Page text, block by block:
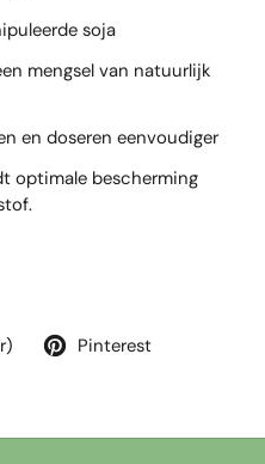
soja
mengsel van natuurlijk
en doseren eenvoudiger
optimale bescherming
Pinterest